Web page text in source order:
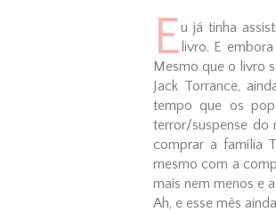
Eu já tinha
livro. E
Mesmo que o livro
Jack Torrance,
tempo que os
terror/suspense do
comprar a família
mesmo com a
mais nem menos e
Ah, e esse mês